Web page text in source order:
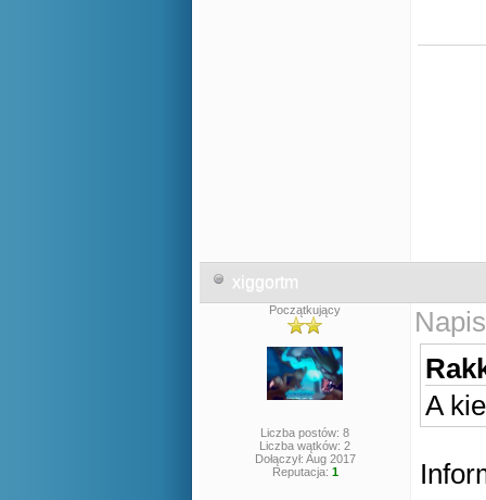
xiggortm
Początkujący
Liczba postów: 8
Liczba wątków: 2
Dołączył: Aug 2017
Reputacja: 1
A